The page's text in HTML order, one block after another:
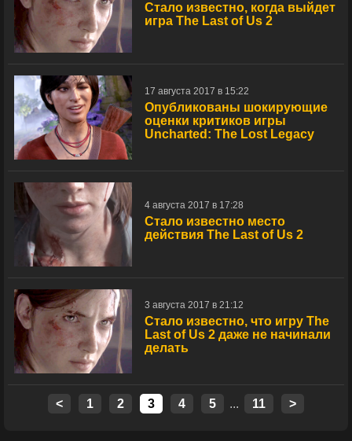
Стало известно, когда выйдет
игра The Last of Us 2
17 августа 2017 в 15:22
Опубликованы шокирующие
оценки критиков игры
Uncharted: The Lost Legacy
4 августа 2017 в 17:28
Стало известно место
действия The Last of Us 2
3 августа 2017 в 21:12
Стало известно, что игру The
Last of Us 2 даже не начинали
делать
< 1 2 3 4 5 ... 11 >